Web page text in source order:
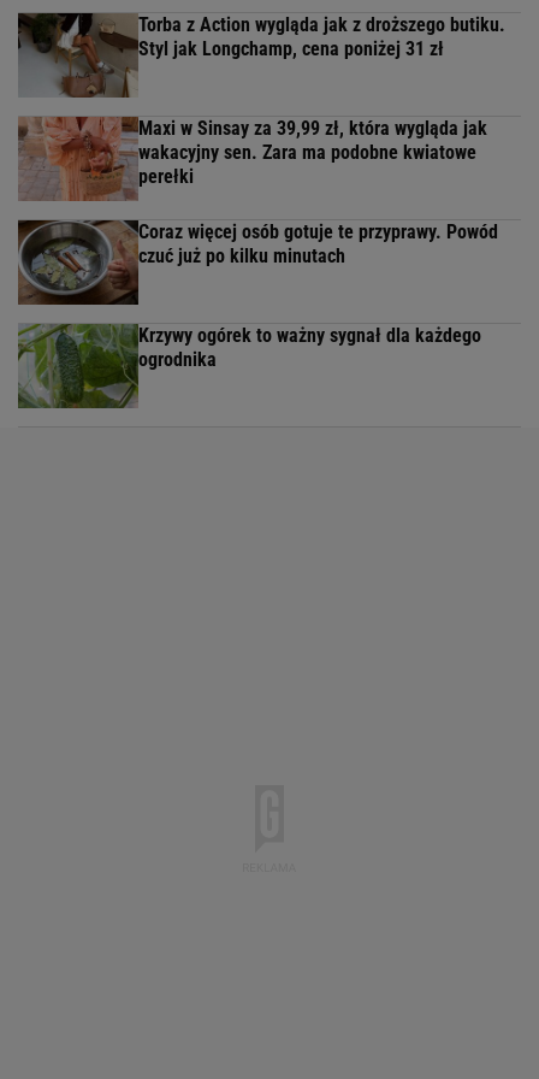
Torba z Action wygląda jak z droższego butiku.
Styl jak Longchamp, cena poniżej 31 zł
Maxi w Sinsay za 39,99 zł, która wygląda jak
wakacyjny sen. Zara ma podobne kwiatowe
perełki
Coraz więcej osób gotuje te przyprawy. Powód
czuć już po kilku minutach
Krzywy ogórek to ważny sygnał dla każdego
ogrodnika